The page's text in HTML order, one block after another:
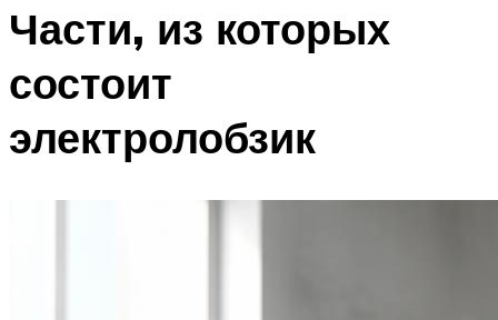
Части, из которых
состоит
электролобзик